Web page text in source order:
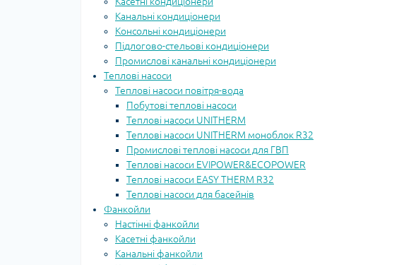
Канальні кондиціонери
Консольні кондиціонери
Підлогово-стельові кондиціонери
Промислові канальні кондиціонери
Теплові насоси
Теплові насоси повітря-вода
Побутові теплові насоси
Теплові насоси UNITHERM
Теплові насоси UNITHERM моноблок R32
Промислові теплові насоси для ГВП
Теплові насоси EVIPOWER&ECOPOWER
Теплові насоси EASY THERM R32
Теплові насоси для басейнів
Фанкойли
Настінні фанкойли
Касетні фанкойли
Канальні фанкойли